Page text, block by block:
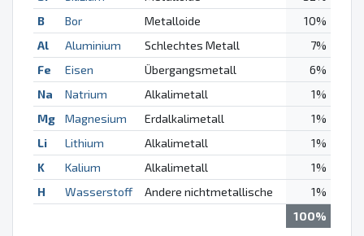
B
Bor Metalloide
10%
Al
Aluminium Schlechtes Metall
7%
Fe
Eisen Übergangsmetall
6%
Na
Natrium Alkalimetall
1%
Mg
Magnesium Erdalkalimetall
1%
Li
Lithium Alkalimetall
1%
K
Kalium Alkalimetall
1%
H
Wasserstoff Andere nichtmetallische
1%
100%